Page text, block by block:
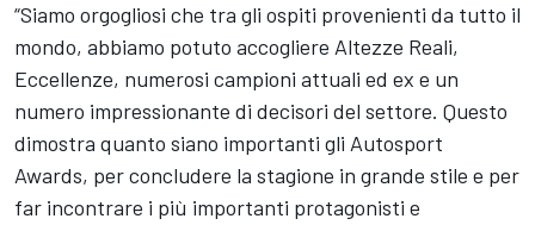
“Siamo orgogliosi che tra gli ospiti provenienti da tutto il
mondo, abbiamo potuto accogliere Altezze Reali,
Eccellenze, numerosi campioni attuali ed ex e un
numero impressionante di decisori del settore. Questo
dimostra quanto siano importanti gli Autosport
Awards, per concludere la stagione in grande stile e per
far incontrare i più importanti protagonisti e